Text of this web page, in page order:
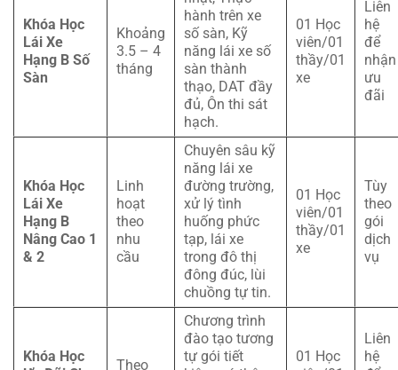
Khóa Học
Lái Xe
Hạng B Số
Sàn
Khoảng
3.5 – 4
tháng
hành trên xe
số sàn, Kỹ
năng lái xe số
sàn thành
thạo, DAT đầy
đủ, Ôn thi sát
hạch.
01 Học
viên/01
thầy/01
xe
Liên
hệ
để
nhận
ưu
đãi
Khóa Học
Lái Xe
Hạng B
Nâng Cao 1
& 2
Linh
hoạt
theo
nhu
cầu
Chuyên sâu kỹ
năng lái xe
đường trường,
xử lý tình
huống phức
tạp, lái xe
trong đô thị
đông đúc, lùi
chuồng tự tin.
01 Học
viên/01
thầy/01
xe
Tùy
theo
gói
dịch
vụ
Khóa Học
Theo
Chương trình
đào tạo tương
tự gói tiết
01 Học
Liên
hệ